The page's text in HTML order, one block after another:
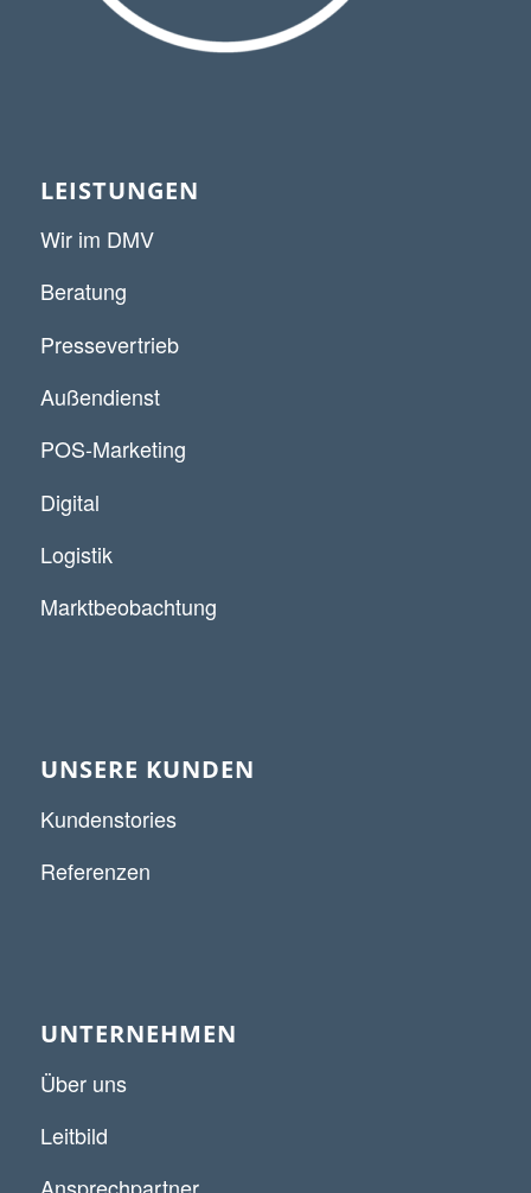
LEISTUNGEN
Wir im DMV
Beratung
Pressevertrieb
Außendienst
POS-Marketing
Digital
Logistik
Marktbeobachtung
UNSERE KUNDEN
Kundenstories
Referenzen
UNTERNEHMEN
Über uns
Leitbild